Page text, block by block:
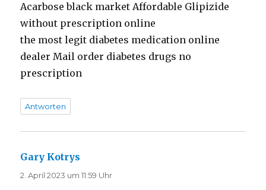
Acarbose black market Affordable Glipizide
without prescription online
the most legit diabetes medication online
dealer Mail order diabetes drugs no
prescription
Antworten
Gary Kotrys
2. April 2023 um 11:59 Uhr